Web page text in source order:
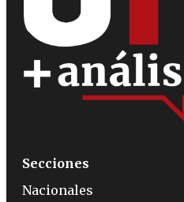
Secciones
Nacionales